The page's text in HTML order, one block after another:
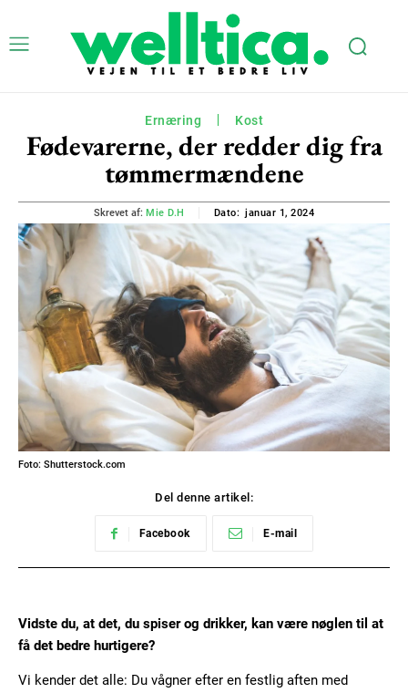
Ernæring Kost
Fødevarerne, der redder dig fra
tømmermændene
Skrevet af: Mie D.H Dato: januar 1, 2024
Foto: Shutterstock.com
Del denne artikel:
Facebook E-mail
Vidste du, at det, du spiser og drikker, kan være nøglen til at
få det bedre hurtigere?
Vi kender det alle: Du vågner efter en festlig aften med